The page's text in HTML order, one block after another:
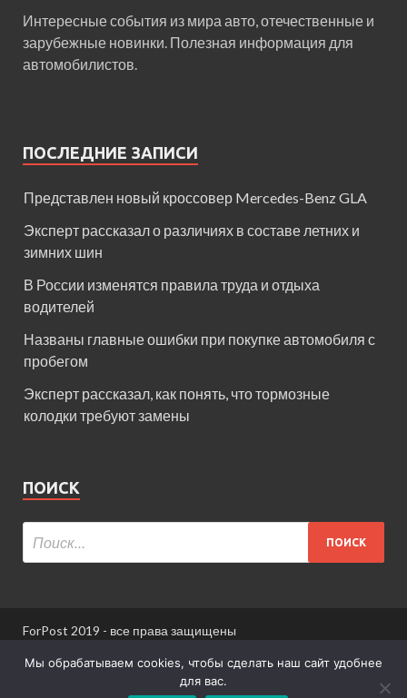
Интересные события из мира авто, отечественные и
зарубежные новинки. Полезная информация для
автомобилистов.
ПОСЛЕДНИЕ ЗАПИСИ
Представлен новый кроссовер Mercedes-Benz GLA
Эксперт рассказал о различиях в составе летних и
зимних шин
В России изменятся правила труда и отдыха
водителей
Названы главные ошибки при покупке автомобиля с
пробегом
Эксперт рассказал, как понять, что тормозные
колодки требуют замены
ПОИСК
ForPost 2019 - все права защищены
При использовании материалов сайта ссылка
Мы обрабатываем cookies, чтобы сделать наш сайт удобнее
для вас.